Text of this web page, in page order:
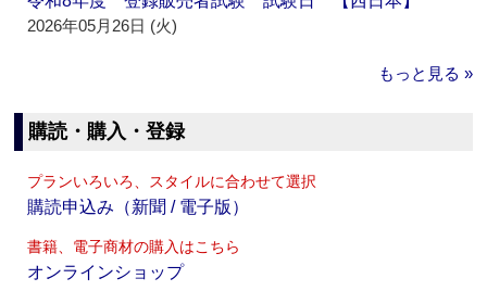
2026年05月26日 (火)
もっと見る »
購読・購入・登録
プランいろいろ、スタイルに合わせて選択
購読申込み（新聞 / 電子版）
書籍、電子商材の購入はこちら
オンラインショップ